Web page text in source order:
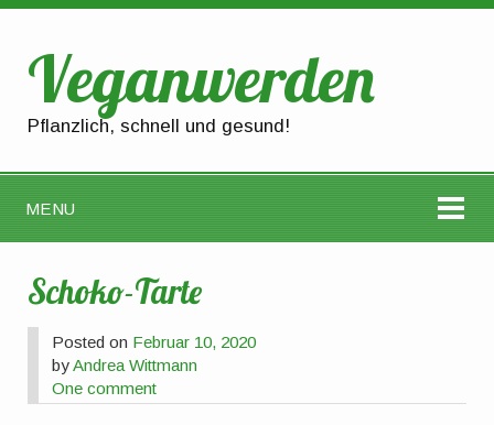
Veganwerden
Pflanzlich, schnell und gesund!
MENU
Schoko-Tarte
Posted on Februar 10, 2020
byAndrea Wittmann
One comment